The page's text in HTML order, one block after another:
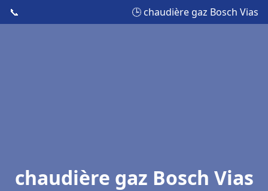
📞 🕒 chaudière gaz Bosch Vias
chaudière gaz Bosch Vias